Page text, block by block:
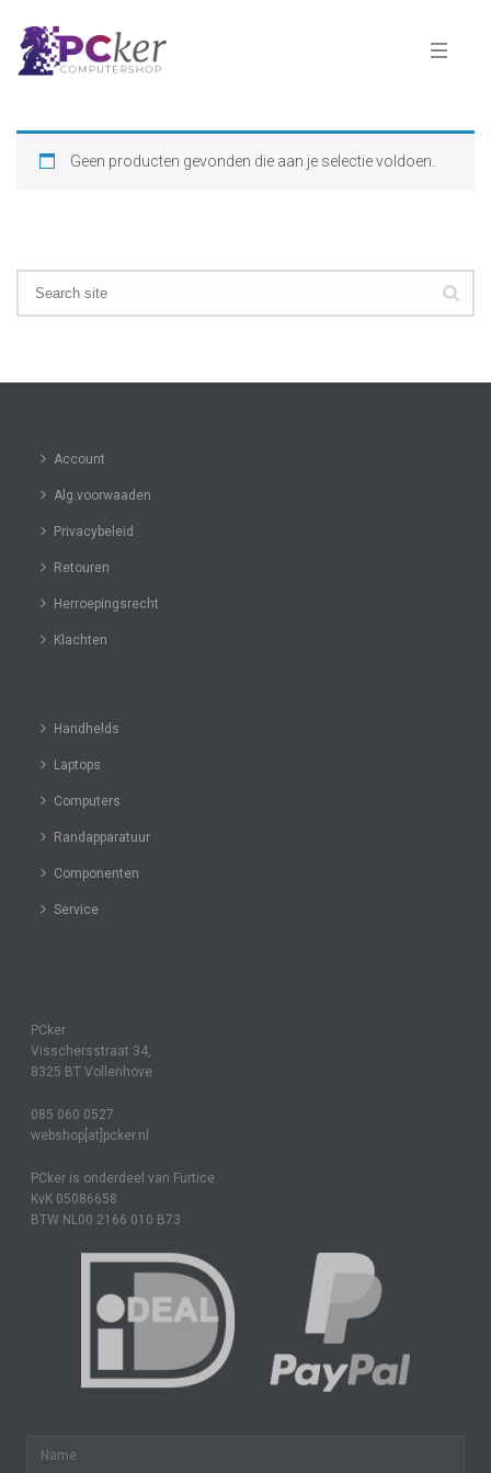
Geen producten gevonden die aan je selectie voldoen.
Account
Alg.voorwaaden
Privacybeleid
Retouren
Herroepingsrecht
Klachten
Handhelds
Laptops
Computers
Randapparatuur
Componenten
Service
PCker
Visschersstraat 34,
8325 BT Vollenhove
085 060 0527
webshop[at]pcker.nl
PCker is onderdeel van Furtice
KvK 05086658
BTW NL00 2166 010 B73